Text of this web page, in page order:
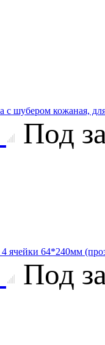
с шубером кожаная,
Под
ячейки 64*240мм
Под